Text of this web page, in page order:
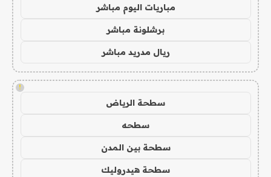
مباريات اليوم مباشر
برشلونة مباشر
ريال مدريد مباشر
!
سطحة الرياض
سطحه
سطحة بين المدن
سطحة هيدروليك